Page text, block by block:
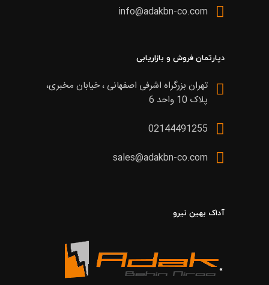
info@adakbn-co.com
دپارتمان فروش و بازاریابی
تهران بزرگراه اشرفی اصفهانی ، خیابان مخبری،
پلاک 10 واحد 6
02144491255
sales@adakbn-co.com
آداک بهین نیرو